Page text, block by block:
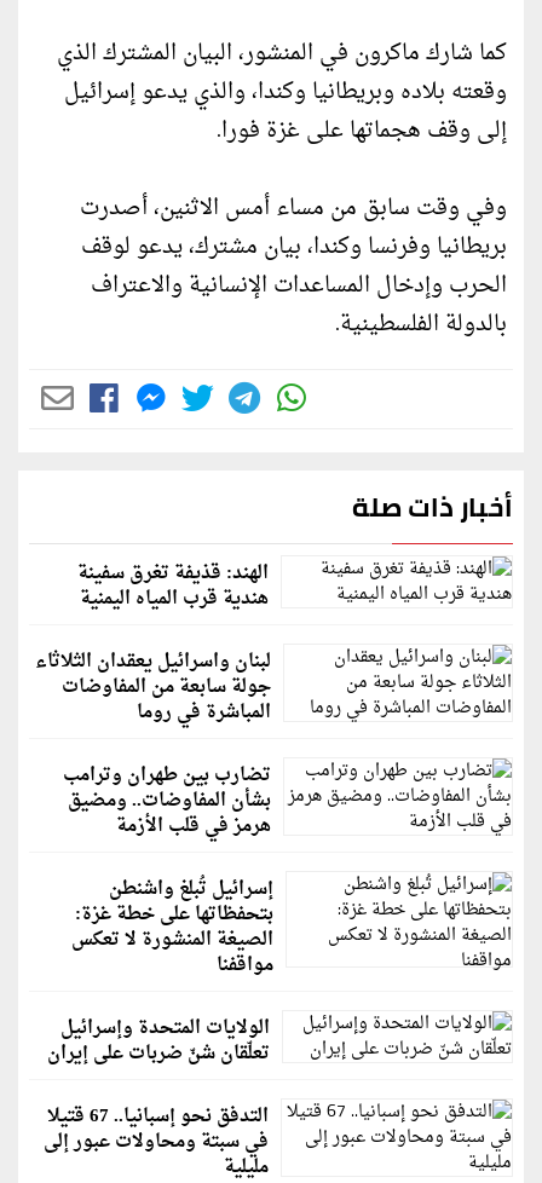
كما شارك ماكرون في المنشور، البيان المشترك الذي
وقعته بلاده وبريطانيا وكندا، والذي يدعو إسرائيل
إلى وقف هجماتها على غزة فورا.
وفي وقت سابق من مساء أمس الاثنين، أصدرت
بريطانيا وفرنسا وكندا، بيان مشترك، يدعو لوقف
الحرب وإدخال المساعدات الإنسانية والاعتراف
بالدولة الفلسطينية.
أخبار ذات صلة
الهند: قذيفة تغرق سفينة
هندية قرب المياه اليمنية
لبنان واسرائيل يعقدان الثلاثاء
جولة سابعة من المفاوضات
المباشرة في روما
تضارب بين طهران وترامب
بشأن المفاوضات.. ومضيق
هرمز في قلب الأزمة
إسرائيل تُبلغ واشنطن
بتحفظاتها على خطة غزة:
الصيغة المنشورة لا تعكس
مواقفنا
الولايات المتحدة وإسرائيل
تعلّقان شنّ ضربات على إيران
التدفق نحو إسبانيا.. 67 قتيلا
في سبتة ومحاولات عبور إلى
مليلية